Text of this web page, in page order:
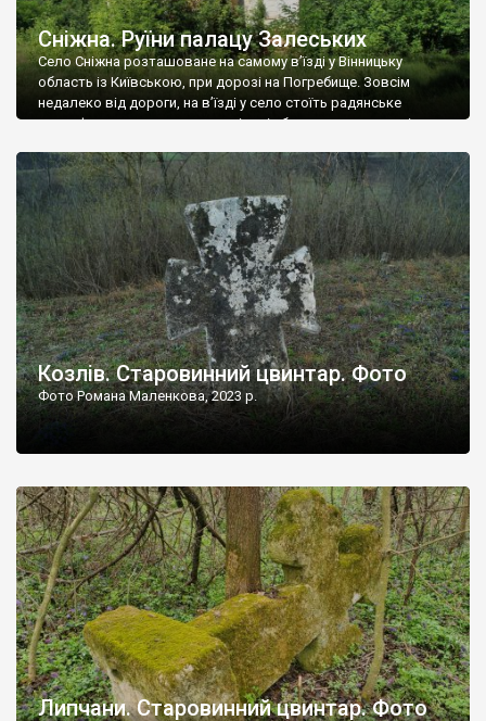
Сніжна. Руїни палацу Залеських
Село Сніжна розташоване на самому в’їзді у Вінницьку
область із Київською, при дорозі на Погребище. Зовсім
недалеко від дороги, на в’їзді у село стоїть радянське
рельєфне пано, яке показує жінку і яблуню, а трохи далі, десь
не видно, але видно дві стареньких колії у траві – […]
Козлів. Старовинний цвинтар. Фото
Фото Романа Маленкова, 2023 р.
Липчани. Старовинний цвинтар. Фото